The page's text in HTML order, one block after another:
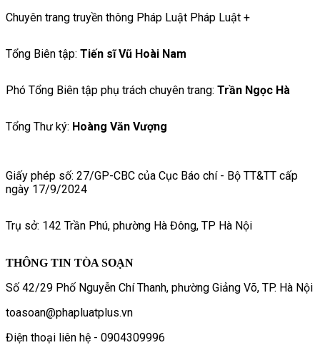
Chuyên trang truyền thông Pháp Luật Pháp Luật +
Tổng Biên tập: Tiến sĩ Vũ Hoài Nam
Phó Tổng Biên tập phụ trách chuyên trang: Trần Ngọc Hà
Tổng Thư ký: Hoàng Văn Vượng
Giấy phép số: 27/GP-CBC của Cục Báo chí - Bộ TT&TT cấp
ngày 17/9/2024
Trụ sở: 142 Trần Phú, phường Hà Đông, TP Hà Nội
THÔNG TIN TÒA SOẠN
Số 42/29 Phố Nguyễn Chí Thanh, phường Giảng Võ, TP. Hà Nội
toasoan@phapluatplus.vn
Điện thoại liên hệ - 0904309996